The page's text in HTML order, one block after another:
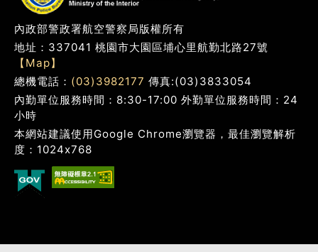
內政部警政署航空警察局版權所有
地址：337041 桃園市大園區埔心里航勤北路27號
【Map】
總機電話： (03)3982177 傳真:(03)3833054
內勤單位服務時間：8:30-17:00 外勤單位服務時間：24
小時
本網站建議使用Google Chrome瀏覽器，最佳瀏覽解析
度：1024x768